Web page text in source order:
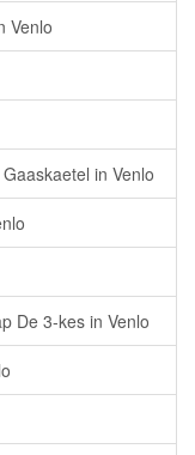
Venlo
in Venlo
De 3-kes in Venlo